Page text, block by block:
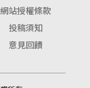
網站授權條款
投稿須知
意見回饋